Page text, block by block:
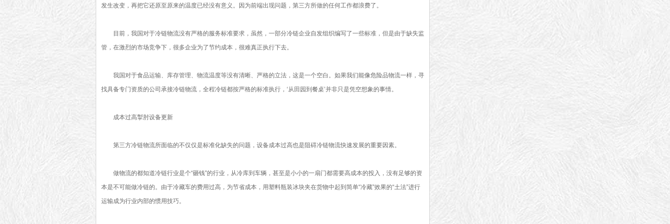
发生改变，再把它还原至原来的温度已经没有意义。因为前端出现问题，第三方所做的任何工作都浪费了。
目前，我国对于冷链物流没有严格的服务标准要求，虽然，一部分冷链企业自发组织编写了一些标准，但是由于缺失监
管，在激烈的市场竞争下，很多企业为了节约成本，很难真正执行下去。
我国对于食品运输、库存管理、物流温度等没有清晰、严格的立法，这是一个空白。如果我们能像危险品物流一样，寻
找具备专门资质的公司承接冷链物流，全程冷链都按严格的标准执行，‘从田园到餐桌’并非只是凭空想象的事情。
成本过高掣肘设备更新
第三方冷链物流所面临的不仅仅是标准化缺失的问题，设备成本过高也是阻碍冷链物流快速发展的重要因素。
做物流的都知道冷链行业是个“砸钱”的行业，从冷库到车辆，甚至是小小的一扇门都需要高成本的投入，没有足够的资
本是不可能做冷链的。由于冷藏车的费用过高，为节省成本，用塑料瓶装冰块夹在货物中起到简单“冷藏”效果的“土法”进行
运输成为行业内部的惯用技巧。